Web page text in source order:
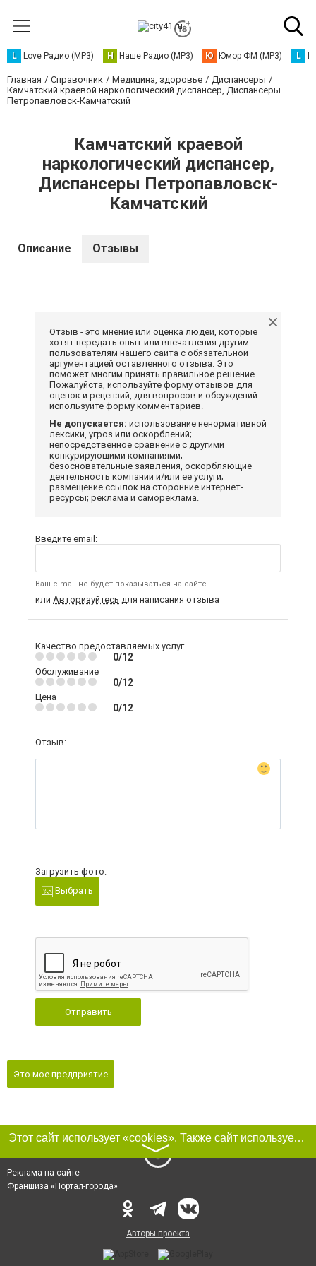
L Love Радио (MP3) Н Наше Радио (MP3) Ю Юмор ФМ (MP3) L
Главная Справочник Медицина, здоровье
Диспансеры
Камчатский краевой наркологический диспансер, Диспансеры
Петропавловск-Камчатский
Камчатский краевой
наркологический диспансер,
Диспансеры Петропавловск-
Камчатский
Описание Отзывы
Отзыв - это мнение или оценка людей, которые
хотят передать опыт или впечатления другим
пользователям нашего сайта с обязательной
аргументацией оставленного отзыва. Это
поможет многим принять правильное решение.
Пожалуйста, используйте форму отзывов для
оценок и рецензий, для вопросов и обсуждений -
используйте форму комментариев.
Не допускается: использование ненормативной
лексики, угроз или оскорблений;
непосредственное сравнение с другими
конкурирующими компаниями;
безосновательные заявления, оскорбляющие
деятельность компании и/или ее услуги;
размещение ссылок на сторонние интернет-
ресурсы; реклама и самореклама.
Введите email:
Ваш e-mail не будет показываться на сайте
или Авторизуйтесь для написания отзыва
Качество предоставляемых услуг
0/12
Обслуживание
0/12
Цена
0/12
Отзыв:
Загрузить фото:
Выбрать
Отправить
Это мое предприятие
Этот сайт использует «cookies». Также сайт использует интернет-сервис для сбора технических данных касательно посетителей с целью получения маркетинговой и статистической информации. Условия обработки данных посетителей сайта см.
〉
Реклама на сайте
Франшиза «Портал-города»
Авторы проекта